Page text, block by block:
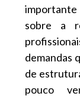
sobre a
demandas
de
pouco